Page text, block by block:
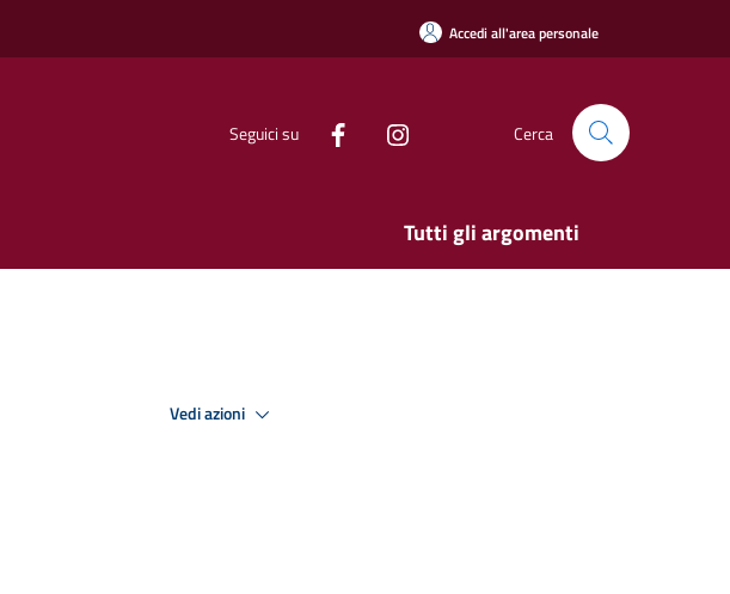
Accedi all'area personale
Seguici su Cerca
Tutti gli argomenti
Vedi azioni